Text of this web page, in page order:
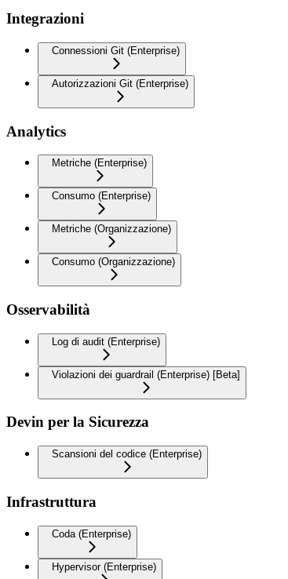
Integrazioni
Connessioni Git (Enterprise)
Autorizzazioni Git (Enterprise)
Analytics
Metriche (Enterprise)
Consumo (Enterprise)
Metriche (Organizzazione)
Consumo (Organizzazione)
Osservabilità
Log di audit (Enterprise)
Violazioni dei guardrail (Enterprise) [Beta]
Devin per la Sicurezza
Scansioni del codice (Enterprise)
Infrastruttura
Coda (Enterprise)
Hypervisor (Enterprise)